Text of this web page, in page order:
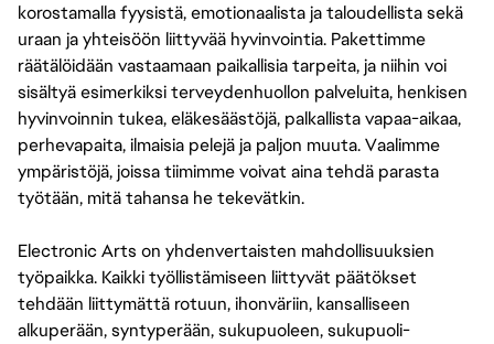
korostamalla fyysistä, emotionaalista ja taloudellista sekä
uraan ja yhteisöön liittyvää hyvinvointia. Pakettimme
räätälöidään vastaamaan paikallisia tarpeita, ja niihin voi
sisältyä esimerkiksi terveydenhuollon palveluita, henkisen
hyvinvoinnin tukea, eläkesäästöjä, palkallista vapaa-aikaa,
perhevapaita, ilmaisia pelejä ja paljon muuta. Vaalimme
ympäristöjä, joissa tiimimme voivat aina tehdä parasta
työtään, mitä tahansa he tekevätkin.
Electronic Arts on yhdenvertaisten mahdollisuuksien
työpaikka. Kaikki työllistämiseen liittyvät päätökset
tehdään liittymättä rotuun, ihonväriin, kansalliseen
alkuperään, syntyperään, sukupuoleen, sukupuoli-